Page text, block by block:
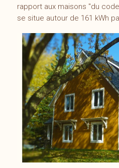
rapport aux maisons ''du
se situe autour de 161 kWh